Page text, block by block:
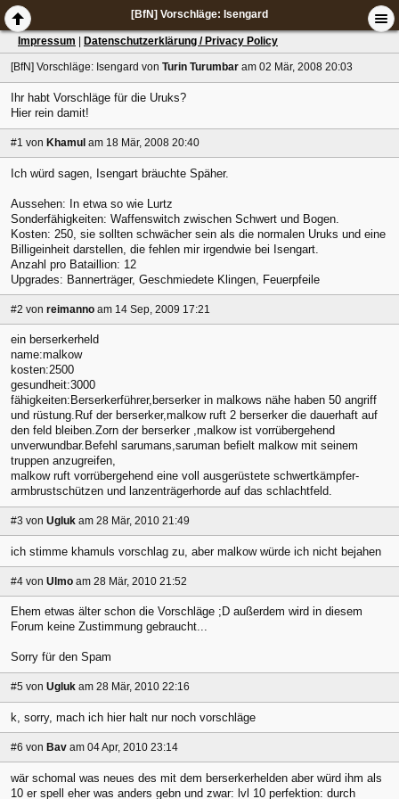
[BfN] Vorschläge: Isengard
Impressum Datenschutzerklärung / Privacy Policy
[BfN] Vorschläge: Isengard von Turin Turumbar am 02 Mär, 2008 20:03
Ihr habt Vorschläge für die Uruks?
Hier rein damit!
#1 von Khamul am 18 Mär, 2008 20:40
Ich würd sagen, Isengart bräuchte Späher.
Aussehen: In etwa so wie Lurtz
Sonderfähigkeiten: Waffenswitch zwischen Schwert und Bogen.
Kosten: 250, sie sollten schwächer sein als die normalen Uruks und eine
Billigeinheit darstellen, die fehlen mir irgendwie bei Isengart.
Anzahl pro Bataillion: 12
Upgrades: Bannerträger, Geschmiedete Klingen, Feuerpfeile
#2 von reimanno am 14 Sep, 2009 17:21
ein berserkerheld
name:malkow
kosten:2500
gesundheit:3000
fähigkeiten:Berserkerführer,berserker in malkows nähe haben 50 angriff
und rüstung.Ruf der berserker,malkow ruft 2 berserker die dauerhaft auf
den feld bleiben.Zorn der berserker ,malkow ist vorrübergehend
unverwundbar.Befehl sarumans,saruman befielt malkow mit seinem
truppen anzugreifen,
malkow ruft vorrübergehend eine voll ausgerüstete schwertkämpfer-
armbrustschützen und lanzenträgerhorde auf das schlachtfeld.
#3 von Ugluk am 28 Mär, 2010 21:49
ich stimme khamuls vorschlag zu, aber malkow würde ich nicht bejahen
#4 von Ulmo am 28 Mär, 2010 21:52
Ehem etwas älter schon die Vorschläge ;D außerdem wird in diesem
Forum keine Zustimmung gebraucht...
Sorry für den Spam
#5 von Ugluk am 28 Mär, 2010 22:16
k, sorry, mach ich hier halt nur noch vorschläge
#6 von Bav am 04 Apr, 2010 23:14
wär schomal was neues des mit dem berserkerhelden aber würd ihm als
10 er spell eher was anders gebn und zwar: lvl 10 perfektion: durch